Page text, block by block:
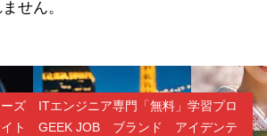
せん。
ーズ ITエンジニア専門「無料」学習プロ
イト GEEK JOB ブランド アイデンテ